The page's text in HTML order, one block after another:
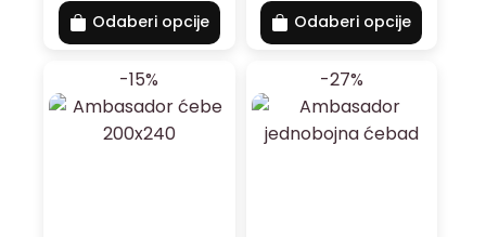
Odaberi opcije Odaberi opcije
-15% -27%